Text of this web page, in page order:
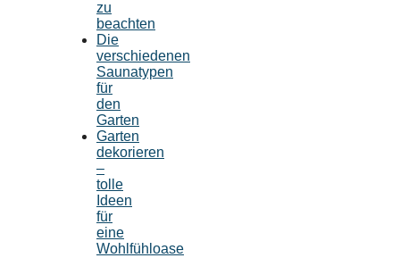
zu
beachten
Die
verschiedenen
Saunatypen
für
den
Garten
Garten
dekorieren
–
tolle
Ideen
für
eine
Wohlfühloase